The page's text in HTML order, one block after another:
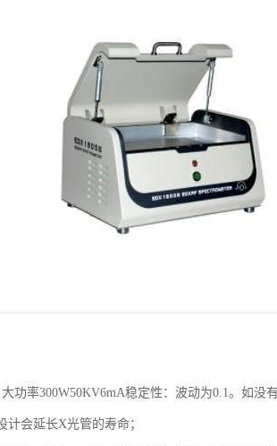
功率300W50KV6mA稳定性：波动为0.1。如
计会延长X光管的寿命；